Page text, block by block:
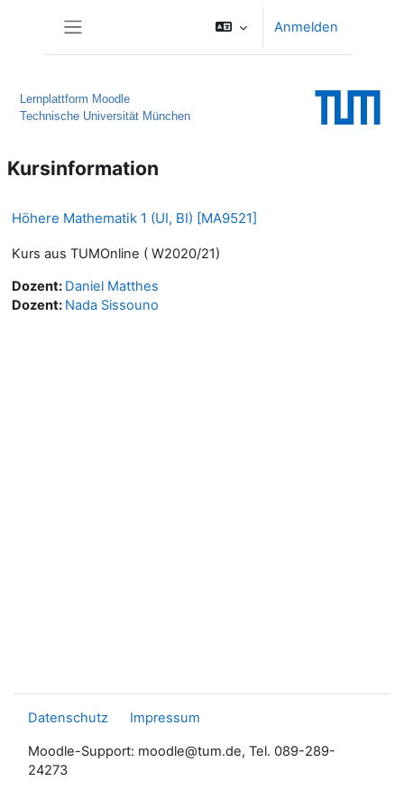
Anmelden
Lernplattform Moodle
Technische Universität München
Kursinformation
Höhere Mathematik 1 (UI, BI) [MA9521]
Kurs aus TUMOnline ( W2020/21)
Dozent: Daniel Matthes
Dozent: Nada Sissouno
Datenschutz Impressum
Moodle-Support: moodle@tum.de, Tel. 089-289-
24273